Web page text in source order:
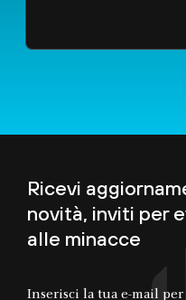
Ricevi
novità, inviti per
alle minacce